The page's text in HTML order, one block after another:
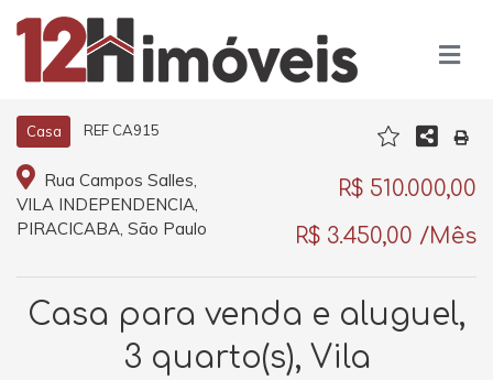
Casa REF CA915
Rua Campos Salles,
VILA INDEPENDENCIA,
PIRACICABA, São Paulo
R$ 510.000,00
R$ 3.450,00 /Mês
Casa para venda e aluguel,
3 quarto(s), Vila